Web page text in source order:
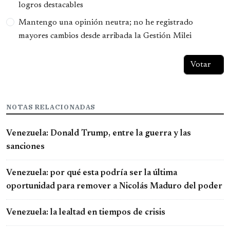
logros destacables
Mantengo una opinión neutra; no he registrado
mayores cambios desde arribada la Gestión Milei
NOTAS RELACIONADAS
Venezuela: Donald Trump, entre la guerra y las
sanciones
Venezuela: por qué esta podría ser la última
oportunidad para remover a Nicolás Maduro del poder
Venezuela: la lealtad en tiempos de crisis